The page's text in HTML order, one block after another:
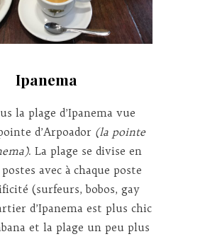
Ipanema
la plage d’Ipanema vue
d’Arpoador (la pointe
. La plage se divise en
avec à chaque poste
(surfeurs, bobos, gay
d’Ipanema est plus chic
et la plage un peu plus